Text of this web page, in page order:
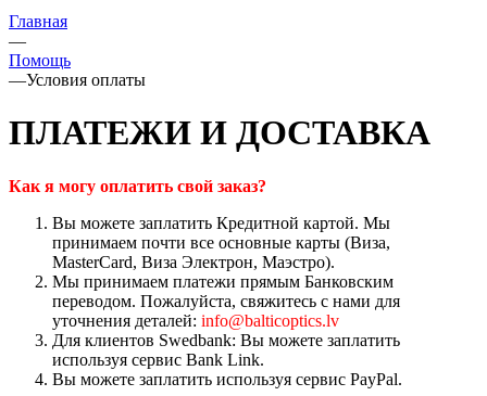
Главная
—
Помощь
—Условия оплаты
ПЛАТЕЖИ И ДОСТАВКА
Как я могу оплатить свой заказ?
Вы можете заплатить Кредитной картой. Мы
принимаем почти все основные карты (Виза,
MasterCard, Виза Электрон, Маэстро).
Мы принимаем платежи прямым Банковским
переводом. Пожалуйста, свяжитесь с нами для
уточнения деталей: info@balticoptics.lv
Для клиентов Swedbank: Вы можете заплатить
используя сервис Bank Link.
Вы можете заплатить используя сервис PayPal.